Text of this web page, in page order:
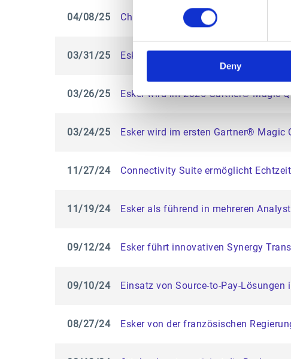
Deny
04/08/25 Christiana Machado-Mertens neue
03/31/25 Esker wird im ersten IDC
03/26/25 Esker wird im 2025 Gartner® Magic
03/24/25 Esker wird im ersten Gartner®
11/27/24 Connectivity Suite ermöglicht
11/19/24 Esker als führend in mehreren
09/12/24 Esker führt innovativen Synergy
09/10/24 Einsatz von Source-to-Pay-
08/27/24 Esker von der französischen